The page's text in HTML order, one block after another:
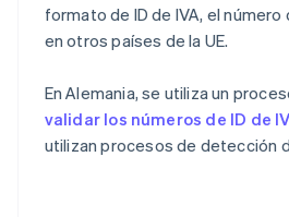
formato de ID de IVA, el
en otros países de la UE.
En Alemania, se utiliza un
validar los números de ID de
utilizan procesos de detección